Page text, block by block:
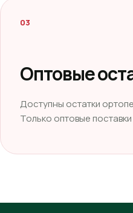
03
Оптовые
Доступны остатки
Только оптовые